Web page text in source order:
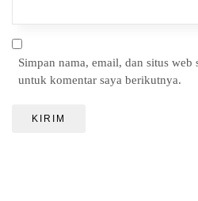
Simpan nama, email, dan situs web
untuk komentar saya berikutnya.